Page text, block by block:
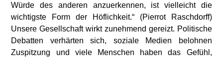
Würde des anderen anzuerkennen, ist vielleicht die
wichtigste Form der Höflichkeit.“ (Pierrot Raschdorff)
Unsere Gesellschaft wirkt zunehmend gereizt. Politische
Debatten verhärten sich, soziale Medien belohnen
Zuspitzung und viele Menschen haben das Gefühl,